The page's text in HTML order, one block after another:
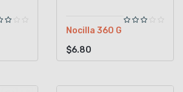
Nocilla 360 G
$6.80